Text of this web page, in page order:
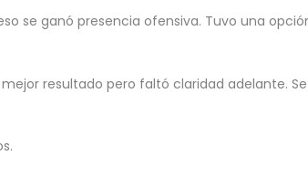
se ganó presencia ofensiva. Tuvo una
resultado pero faltó claridad adelante.